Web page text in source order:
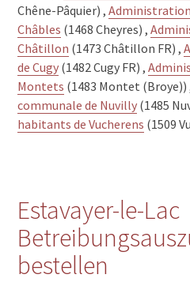
Chêne-Pâquier) ,
Châbles (1468 Cheyres) ,
Châtillon (1473 Châtillon FR) ,
de Cugy (1482 Cugy FR) ,
Montets (1483 Montet
communale de Nuvilly (1485
habitants de Vucherens (1509
Estavayer-le-Lac
bestellen